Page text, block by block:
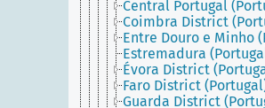
Central Portugal
Coimbra District
Entre Douro e Minho
Estremadura
Évora District
Faro District
Guarda District